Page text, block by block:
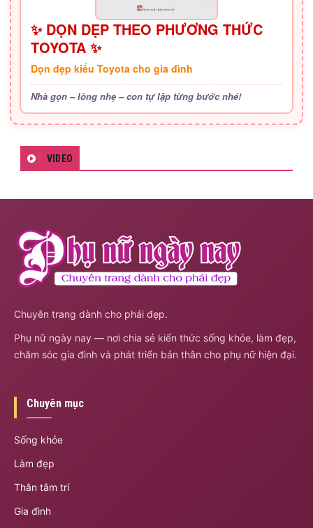
✨ DỌN DẸP THEO PHƯƠNG THỨC
TOYOTA ✨
Dọn dẹp kiểu Toyota cho gia đình
Nhà gọn – lòng nhẹ – con tự lập từng bước nhé!
VIDEO
Chuyên trang dành cho phái đẹp.
Phụ nữ ngày nay — nơi chia sẻ kiến thức sống khỏe, làm đẹp,
chăm sóc gia đình và phát triển bản thân cho phụ nữ hiện đại.
Chuyên mục
Sống khỏe
Làm đẹp
Thân tâm trí
Gia đình